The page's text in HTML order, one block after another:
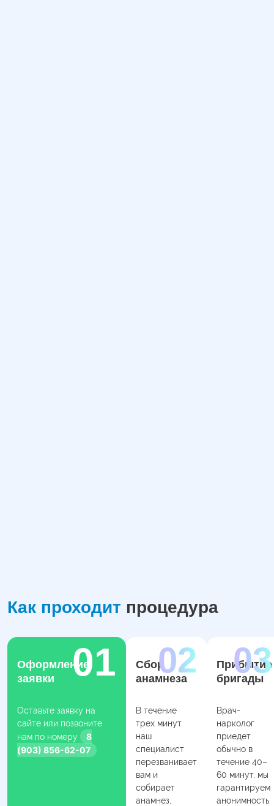
Как проходит процедура
Оформление
заявки
Оставьте заявку на
сайте или позвоните
нам по номеру
8
(903) 856-62-07
Сбор
анамнеза
В течение
трех минут
наш
специалист
перезванивает
вам и
собирает
анамнез,
Прибытие
бригады
Врач-
нарколог
приедет
обычно в
течение 40–
60 минут, мы
гарантируем
анонимность